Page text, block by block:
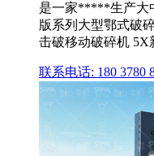
是一家*****生产大
版系列大型鄂式破
击破移动破碎机 5X
联系电话: 180 3780